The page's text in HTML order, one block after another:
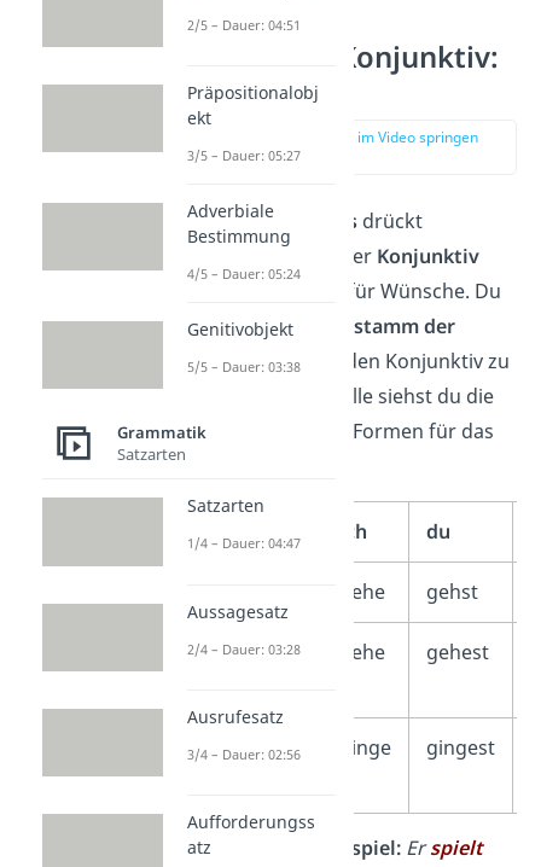
Indikativ – Konjunktiv:
Unterschied
zur Stelle im Video springen
(03:42)
DerNormalmodusdrückt
Wahrheiten aus. Der Konjunktiv
steht stattdessen für Wünsche. Du
brauchst den
Verbstamm der
Normalform , um den Konjunktiv zu
bilden. In der Tabelle siehst du die
unterschiedlichen Formen für das
Präsens
ich du
gehe gehst
Konjunktiv
gehe gehest
Konjunktiv
ginge gingest
– Beispiel: Erspielt
2/5 – Dauer: 04:51
Präpositionalobj
ekt
3/5 – Dauer: 05:27
Adverbiale
Bestimmung
4/5 – Dauer: 05:24
Genitivobjekt
5/5 – Dauer: 03:38
Grammatik
Satzarten
Satzarten
1/4 – Dauer: 04:47
Aussagesatz
2/4 – Dauer: 03:28
Ausrufesatz
3/4 – Dauer: 02:56
Aufforderungss
atz